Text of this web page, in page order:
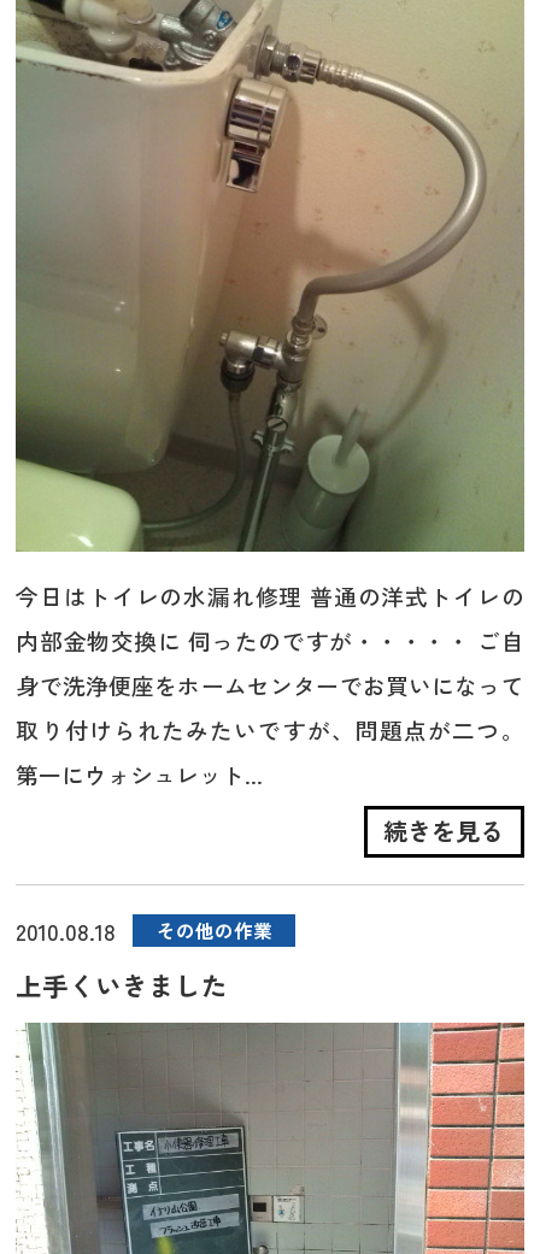
今日はトイレの水漏れ修理 普通の洋式トイレの
内部金物交換に 伺ったのですが・・・・・ ご自
身で洗浄便座をホームセンターでお買いになって
取り付けられたみたいですが、問題点が二つ。
第一にウォシュレット...
続きを見る
2010.08.18 その他の作業
上手くいきました